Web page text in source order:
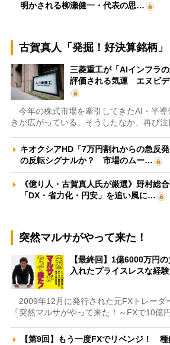
明かされる柳瀬健一・代表の思…
古賀真人「発掘！好決算銘柄」
三菱重工が「AIインフラ
評価される気運 エヌビ
今年の株式市場を牽引してきたAI・半導
きが広がっている。そうしたなか、再び注
キオクシアHD「7万円割れからの急反
の反転シグナルか？ 市場のムー…
《億り人・古賀真人氏が厳選》野村総
「DX・省力化・円安」を追い風に…
突然マルサがやって来た！
【最終回】1億6000万円
入れたプライスレスな経
2009年12月に発行された元FXトレーダ
『突然マルサがやって来た！～FXで10億
【第9回】もう一度FXでリベンジ！